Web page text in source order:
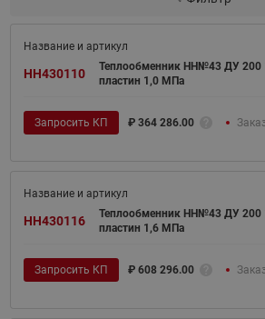
HH430110
Теплообменник НН№43 ДУ 200
пластин 1,0 МПа
Запросить КП ₽ 364 286.00
HH430116
Теплообменник НН№43 ДУ 200
пластин 1,6 МПа
Запросить КП ₽ 608 296.00